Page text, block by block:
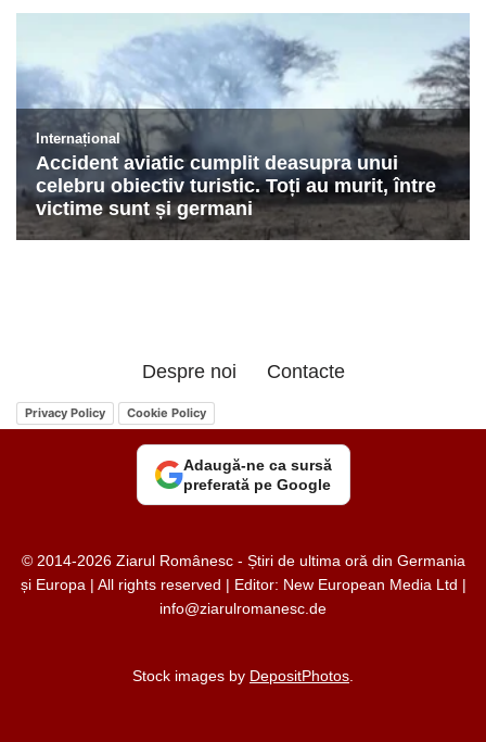
Despre noi Contacte
Privacy Policy Cookie Policy
Adaugă-ne ca sursă
preferată pe Google
© 2014-2026 Ziarul Românesc - Știri de ultima oră din Germania
și Europa | All rights reserved | Editor: New European Media Ltd |
info@ziarulromanesc.de
Stock images by DepositPhotos